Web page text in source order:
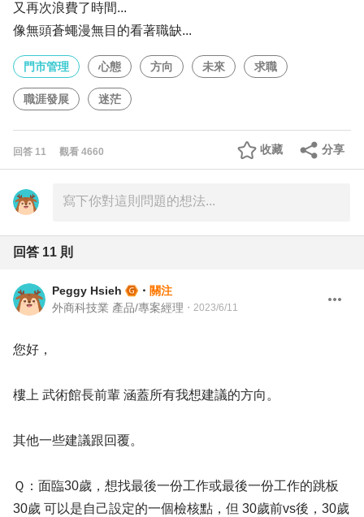
又再次浪費了時間...
像無頭蒼蠅漫無目的看著職缺...
門市管理 心態 方向 未來 求職
職涯發展 迷茫
回答 11 觀看 4660 分享
收藏
回答 11 則
Peggy Hsieh ・ 關注
外商科技業 產品/專案經理 ・ 2023/6/11
您好，
樓上 武術館長前輩 涵蓋所有我想建議的方向。
其他一些建議跟回覆。
Ｑ：面臨30歲，想找最後一份工作或最後一份工作的跳板
30歲 可以是自己設定的一個檢核點，但 30歲前vs後，30歲